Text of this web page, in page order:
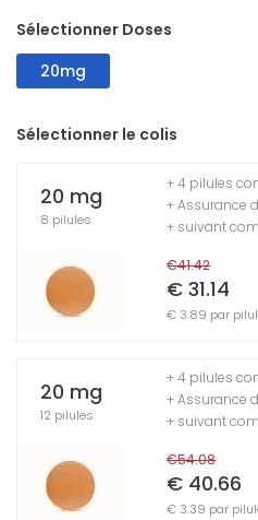
Sélectionner Doses
20mg
Sélectionner le colis
20 mg
8 pilules
€41.42
€ 31.14
€ 3.89 par
+ 4 pilules
+ Assurance
+ suivant
20 mg
12 pilules
€54.08
€ 40.66
€ 3.39 par
+ 4 pilules
+ Assurance
+ suivant